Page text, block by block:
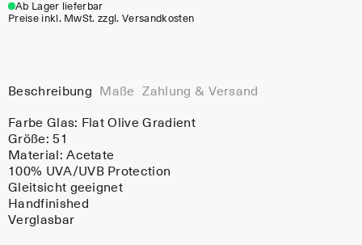
Ab Lager lieferbar
Preise inkl. MwSt. zzgl. Versandkosten
Beschreibung Maße Zahlung & Versand
Farbe Glas: Flat Olive Gradient
Größe: 51
Material:Acetate
100% UVA/UVB Protection
Gleitsicht geeignet
Handfinished
Verglasbar